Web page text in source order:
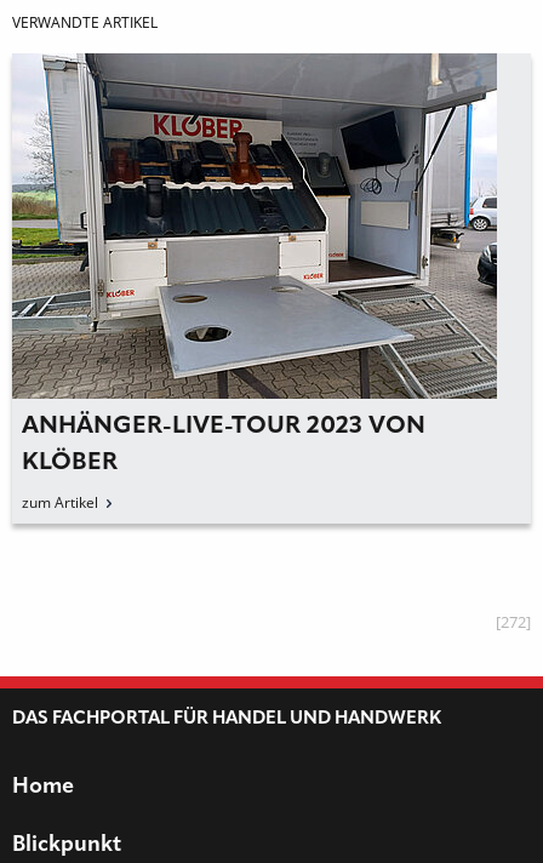
VERWANDTE ARTIKEL
ANHÄNGER-LIVE-TOUR 2023 VON
KLÖBER
zum Artikel
[272]
DAS FACHPORTAL FÜR HANDEL UND HANDWERK
Home
Blickpunkt